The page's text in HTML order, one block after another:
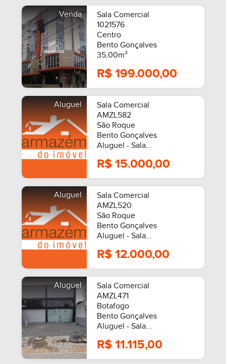
Venda
Sala Comercial
1021576
Centro
Bento Gonçalves
35,00m²
R$ 199.000,00
Aluguel
Sala Comercial
AMZL582
São Roque
Bento Gonçalves
Aluguel - Sala...
R$ 15.000,00
Aluguel
Sala Comercial
AMZL520
São Roque
Bento Gonçalves
Aluguel - Sala...
R$ 12.000,00
Aluguel
Sala Comercial
AMZL471
Botafogo
Bento Gonçalves
Aluguel - Sala...
R$ 11.115,00